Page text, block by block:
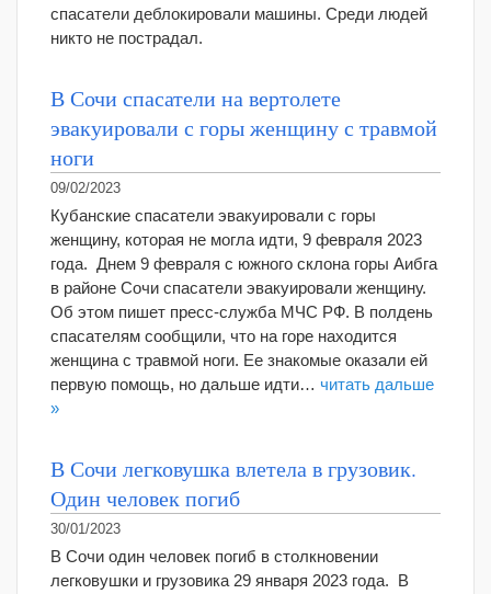
спасатели деблокировали машины. Среди людей
никто не пострадал.
В Сочи спасатели на вертолете
эвакуировали с горы женщину с травмой
ноги
09/02/2023
Кубанские спасатели эвакуировали с горы
женщину, которая не могла идти, 9 февраля 2023
года. Днем 9 февраля с южного склона горы Аибга
в районе Сочи спасатели эвакуировали женщину.
Об этом пишет пресс-служба МЧС РФ. В полдень
спасателям сообщили, что на горе находится
женщина с травмой ноги. Ее знакомые оказали ей
первую помощь, но дальше идти… читать дальше
»
В Сочи легковушка влетела в грузовик.
Один человек погиб
30/01/2023
В Сочи один человек погиб в столкновении
легковушки и грузовика 29 января 2023 года. В